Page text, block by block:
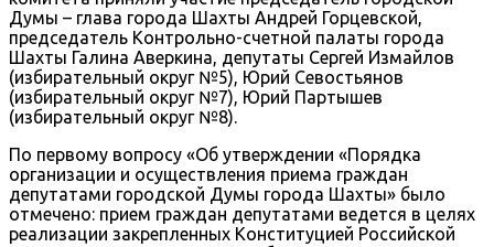
Думы – глава города Шахты Андрей Горцевской,
председатель Контрольно-счетной палаты города
Шахты Галина Аверкина, депутаты Сергей Измайлов
(избирательный округ №5), Юрий Севостьянов
(избирательный округ №7), Юрий Партышев
(избирательный округ №8).
По первому вопросу «Об утверждении «Порядка
организации и осуществления приема граждан
депутатами городской Думы города Шахты» было
отмечено: прием граждан депутатами ведется в целях
реализации закрепленных Конституцией Российской